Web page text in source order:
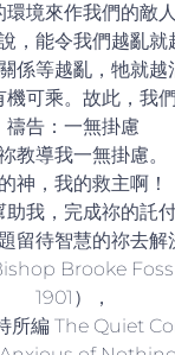
境來作我們的敵
，能令我們越亂就
係等越亂，牠就越
可乘。故此，我
禱告：一無掛慮
教導我一無掛慮。
神，我的救主啊！
助我，完成祢的託付
留待智慧的祢去解
Brooke
1901），
所編 The Quiet